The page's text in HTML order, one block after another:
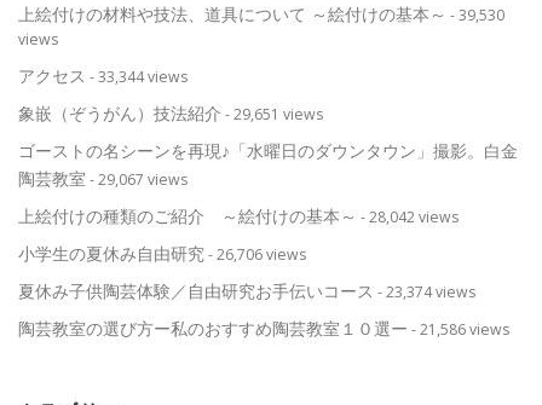
上絵付けの材料や技法、道具について ～絵付けの基本～ - 39,530
views
アクセス - 33,344 views
象嵌（ぞうがん）技法紹介 - 29,651 views
ゴーストの名シーンを再現♪「水曜日のダウンタウン」撮影。白金
陶芸教室 - 29,067 views
上絵付けの種類のご紹介 ～絵付けの基本～ - 28,042 views
小学生の夏休み自由研究- 26,706 views
夏休み子供陶芸体験／自由研究お手伝いコース - 23,374 views
陶芸教室の選び方ー私のおすすめ陶芸教室１０選ー - 21,586 views